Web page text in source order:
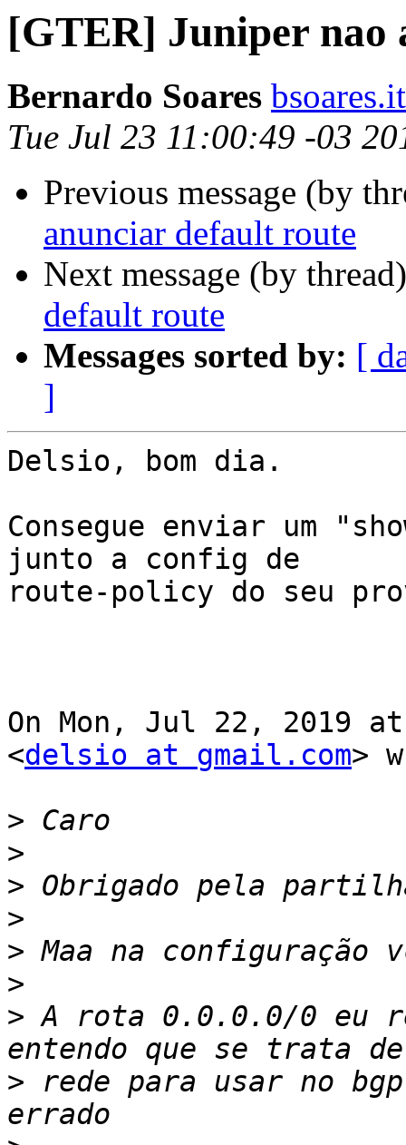
[GTER] Juniper nao
Bernardo Soares
Tue Jul 23 11:00:49 -03
Previous message (by
anunciar default route
Next message (by
default route
Messages sorted by: [
]
Delsio, bom dia.
Consegue enviar um
junto a config de
route-policy do seu
On Mon, Jul 22, 2019
<delsio at gmail.com>
>
>
>
>
>
>
> A rota 0.0.0.0/0 eu
> rede para usar no